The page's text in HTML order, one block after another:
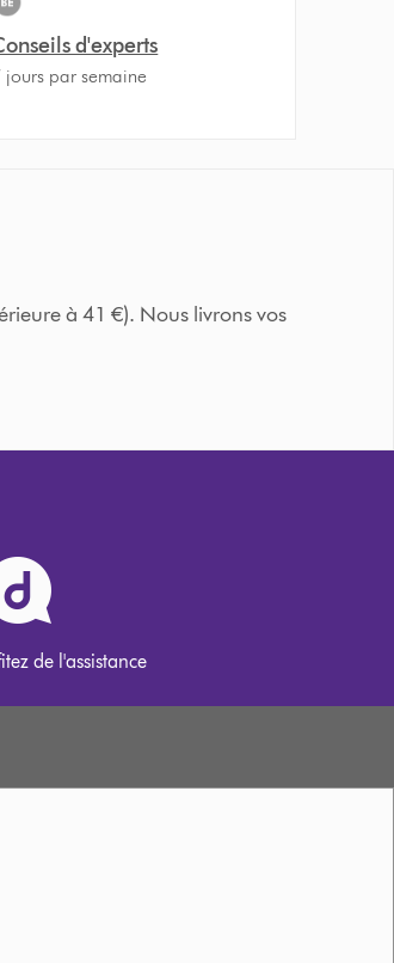
d'experts
jours par semaine
à 41 €). Nous livrons vos
de l'assistance